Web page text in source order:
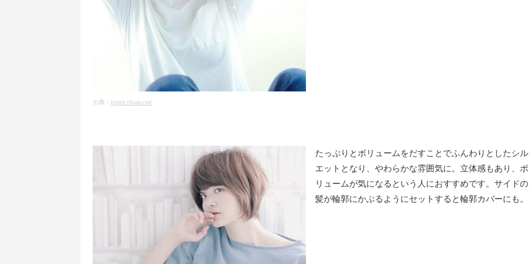
出典： https://hair.cm/
たっぷりとボリュームをだすことでふんわりとしたシル
エットとなり、やわらかな雰囲気に。立体感もあり、ボ
リュームが気になるという人におすすめです。サイドの
髪が輪郭にかぶるようにセットすると輪郭カバーにも。